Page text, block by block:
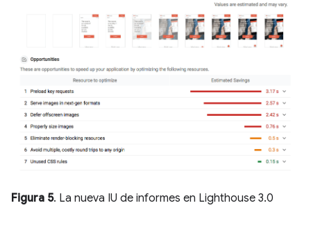
Figura 5. La nueva IU de informes en Lighthouse 3.0